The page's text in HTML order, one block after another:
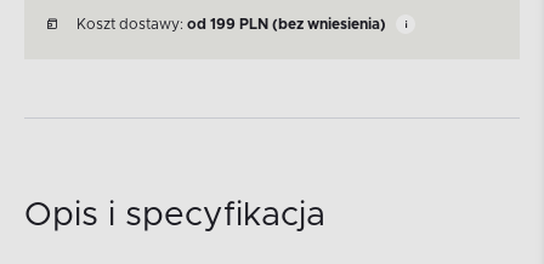
Koszt dostawy: od 199 PLN (bez wniesienia)
Opis i specyfikacja